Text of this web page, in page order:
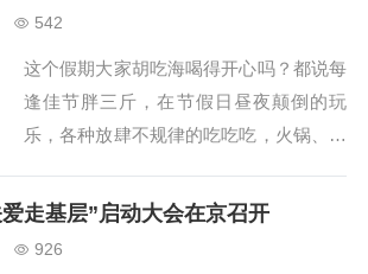
542
这个假期大家胡吃海喝得开心吗？都说每
逢佳节胖三斤，在节假日昼夜颠倒的玩
乐，各种放肆不规律的吃吃吃，火锅、奶
力就来到了血管这边。面对累积了几天的
走基层”启动大会在京召开
926